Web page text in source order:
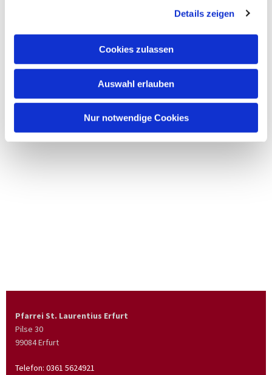
Details zeigen
Cookies zulassen
Auswahl erlauben
Nur notwendige Cookies
Pfarrei St. Laurentius Erfurt
Pilse 30
99084 Erfurt
Telefon: 0361 5624921